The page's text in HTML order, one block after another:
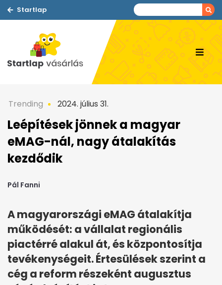
Startlap
Trending 2024. július 31.
Leépítések jönnek a magyar
eMAG-nál, nagy átalakítás
kezdődik
Pál Fanni
A magyarországi eMAG átalakítja
működését: a vállalat regionális
piactérré alakul át, és központosítja
tevékenységeit. Értesülések szerint a
cég a reform részeként augusztus